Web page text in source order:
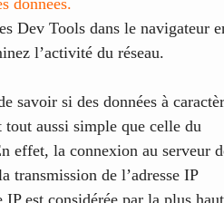
Dev Tools dans le navigateur
l’activité du réseau.
savoir si des données à
tout aussi simple que celle du
effet, la connexion au serveur
transmission de l’adresse IP
IP est considérée par la plus